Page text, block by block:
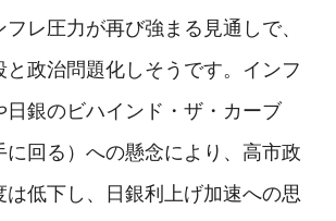
レ圧力が再び強まる見通しで、
と政治問題化しそうです。インフ
日銀のビハインド・ザ・カーブ
に回る）への懸念により、高市政
は低下し、日銀利上げ加速への思